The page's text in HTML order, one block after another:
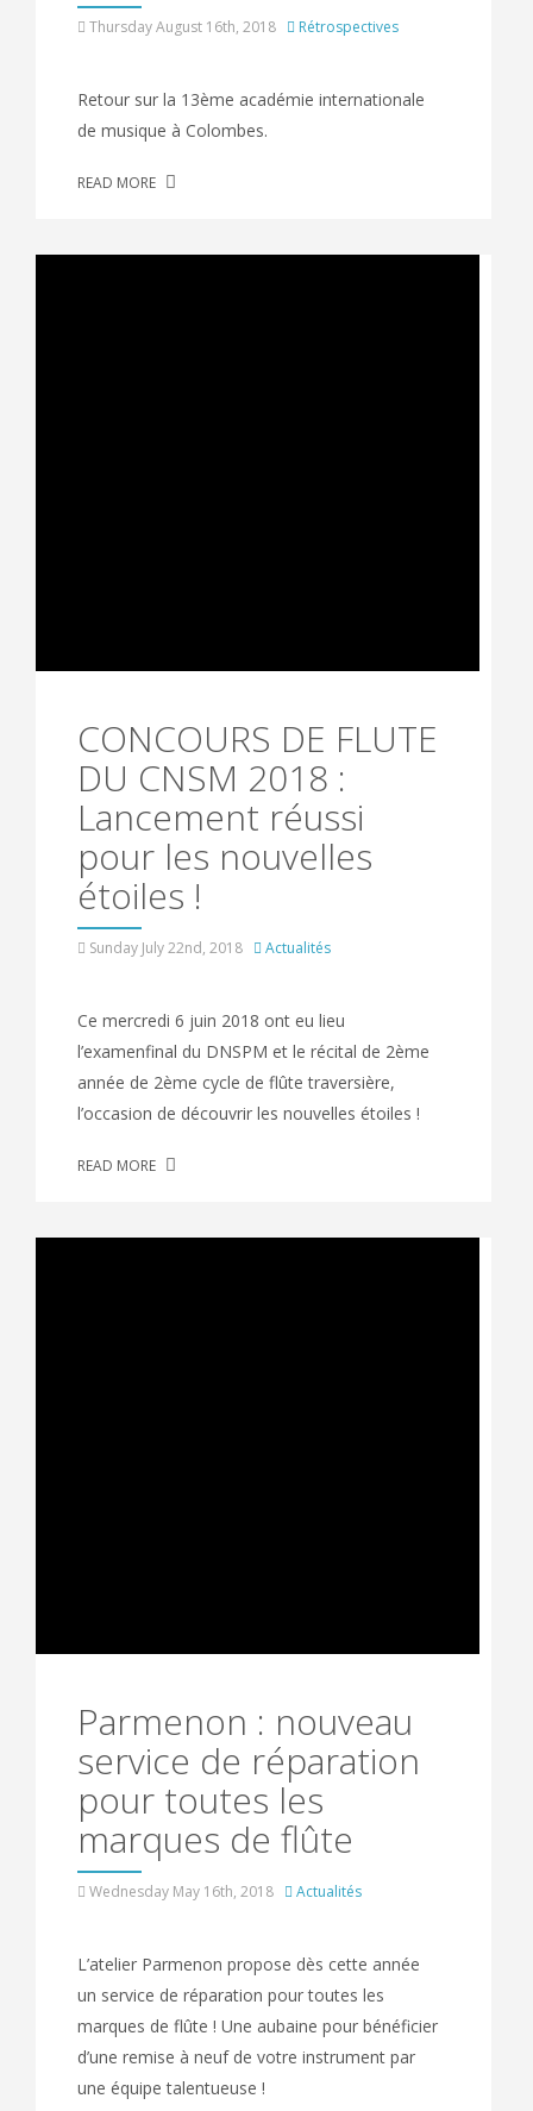
Thursday August 16th, 2018 Rétrospectives
Retour sur la 13ème académie internationale
de musique à Colombes.
READ MORE
CONCOURS DE FLUTE
DU CNSM 2018 :
Lancement réussi
pour les nouvelles
étoiles !
Sunday July 22nd, 2018 Actualités
Ce mercredi 6 juin 2018 ont eu lieu
l’examenfinal du DNSPM et le récital de 2ème
année de 2ème cycle de flûte traversière,
l’occasion de découvrir les nouvelles étoiles !
READ MORE
Parmenon : nouveau
service de réparation
pour toutes les
marques de flûte
Wednesday May 16th, 2018 Actualités
L’atelier Parmenon propose dès cette année
un service de réparation pour toutes les
marques de flûte ! Une aubaine pour bénéficier
d’une remise à neuf de votre instrument par
une équipe talentueuse !